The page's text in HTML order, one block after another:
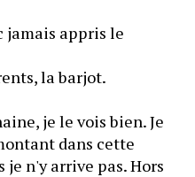
jamais appris le
je le vois bien. Je
dans cette
n'y arrive pas. Hors